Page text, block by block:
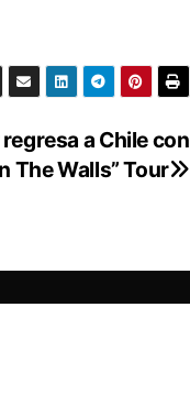
a Chile con
The Walls” Tour